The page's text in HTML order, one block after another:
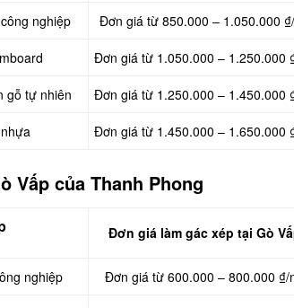
nghiệp Đơn giá từ 850.000 – 1.050.000
Đơn giá từ 1.050.000 – 1.250.000
gỗ tự nhiên Đơn giá từ 1.250.000 – 1.450.000
Đơn giá từ 1.450.000 – 1.650.000
Vấp của Thanh Phong
Đơn giá làm gác xép tại Gò
nghiệp Đơn giá từ 600.000 – 800.000 ₫/